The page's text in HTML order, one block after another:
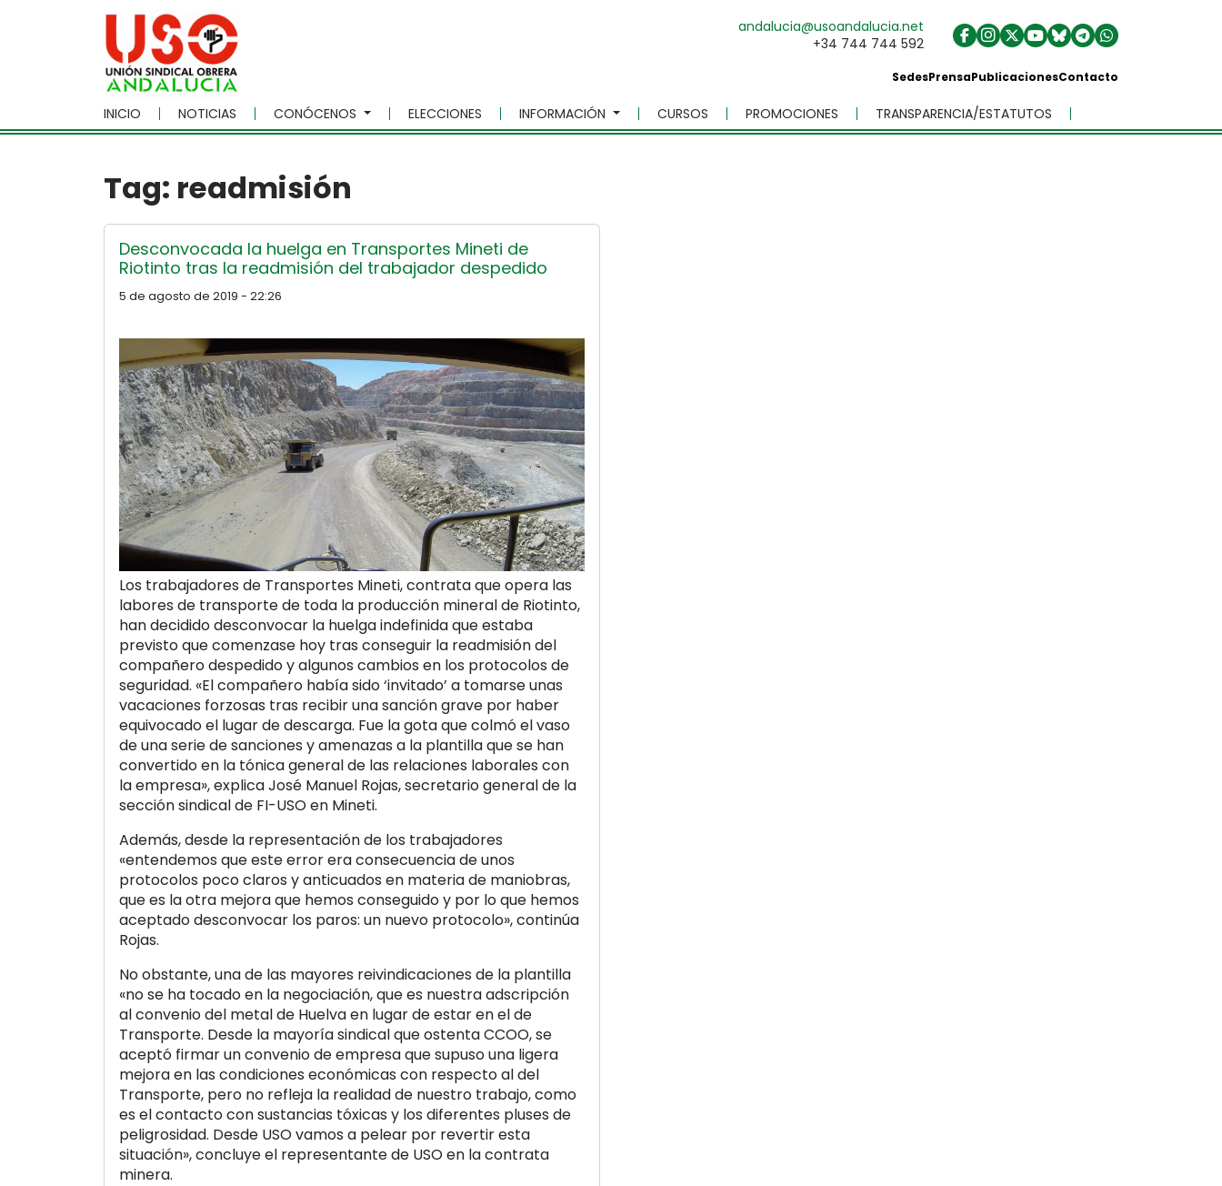
Skip to main content
andalucia@usoandalucia.net
+34 744 744 592
SedesPrensaPublicacionesContacto
INICIO NOTICIAS CONÓCENOS ELECCIONES INFORMACIÓN CURSOS PROMOCIONES TRANSPARENCIA/ESTATUTOS
Tag: readmisión
Desconvocada la huelga en Transportes Mineti de
Riotinto tras la readmisión del trabajador despedido
5 de agosto de 2019 - 22:26
Los trabajadores de Transportes Mineti, contrata que opera las
labores de transporte de toda la producción mineral de Riotinto,
han decidido desconvocar la huelga indefinida que estaba
previsto que comenzase hoy tras conseguir la readmisión del
compañero despedido y algunos cambios en los protocolos de
seguridad. «El compañero había sido ‘invitado’ a tomarse unas
vacaciones forzosas tras recibir una sanción grave por haber
equivocado el lugar de descarga. Fue la gota que colmó el vaso
de una serie de sanciones y amenazas a la plantilla que se han
convertido en la tónica general de las relaciones laborales con
la empresa», explica José Manuel Rojas, secretario general de la
sección sindical de FI-USO en Mineti.
Además, desde la representación de los trabajadores
«entendemos que este error era consecuencia de unos
protocolos poco claros y anticuados en materia de maniobras,
que es la otra mejora que hemos conseguido y por lo que hemos
aceptado desconvocar los paros: un nuevo protocolo», continúa
Rojas.
No obstante, una de las mayores reivindicaciones de la plantilla
«no se ha tocado en la negociación, que es nuestra adscripción
al convenio del metal de Huelva en lugar de estar en el de
Transporte. Desde la mayoría sindical que ostenta CCOO, se
aceptó firmar un convenio de empresa que supuso una ligera
mejora en las condiciones económicas con respecto al del
Transporte, pero no refleja la realidad de nuestro trabajo, como
es el contacto con sustancias tóxicas y los diferentes pluses de
peligrosidad. Desde USO vamos a pelear por revertir esta
situación», concluye el representante de USO en la contrata
minera.